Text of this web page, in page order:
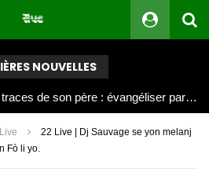
NOUVELLES
Joy Clerf Derisier, sur les traces de son père : évangéliser par la musique
22 Live | Dj Sauvage se yon melanj
Fò li yo.